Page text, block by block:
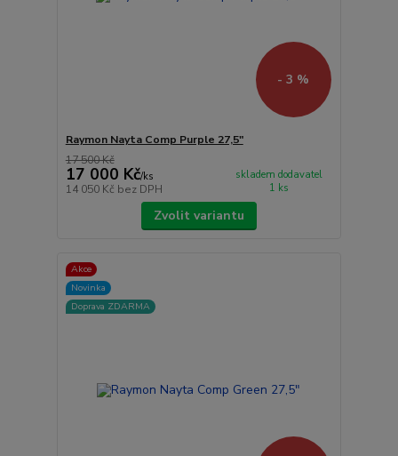
- 3 %
Raymon Nayta Comp Purple 27,5"
17 500 Kč
17 000 Kč/ks
14 050 Kč bez DPH
skladem dodavatel
1 ks
Zvolit variantu
Akce
Novinka
Doprava ZDARMA